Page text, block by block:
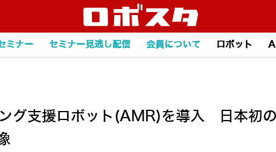
ミナー セミナー見逃し配信 会員について ロボット AI
ング支援ロボット(AMR)を導入 日本